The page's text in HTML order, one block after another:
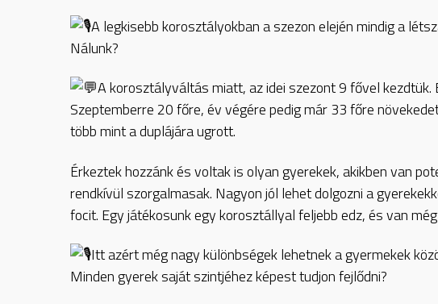
A legkisebb korosztályokban a szezon elején mindig a
Nálunk?
A korosztályváltás miatt, az idei szezont 9 fővel
Szeptemberre 20 főre, év végére pedig már 33 főre
több mint a duplájára ugrott.
Érkeztek hozzánk és voltak is olyan gyerekek, akikben van
rendkívül szorgalmasak. Nagyon jól lehet dolgozni a
focit. Egy játékosunk egy korosztállyal feljebb edz, és van
Itt azért még nagy különbségek lehetnek a gyermekek
Minden gyerek saját szintjéhez képest tudjon fejlődni?